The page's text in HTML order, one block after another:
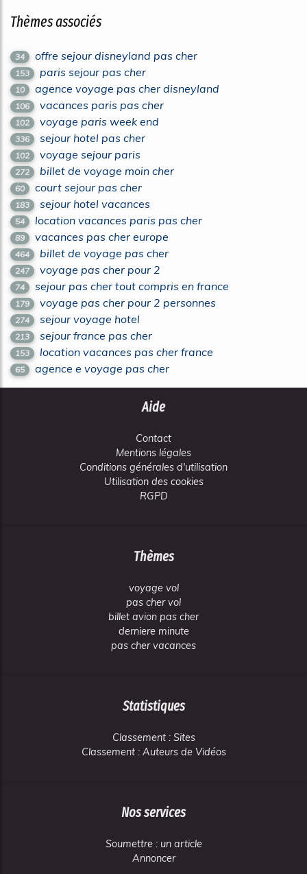
Thèmes associés
34 offre sejour disneyland pas cher
153 paris sejour pas cher
10 agence voyage pas cher disneyland
106 vacances paris pas cher
102 voyage paris week end
336 sejour hotel pas cher
102 voyage sejour paris
272 billet de voyage moin cher
60 court sejour pas cher
183 sejour hotel vacances
54 location vacances paris pas cher
89 vacances pas cher europe
464 billet de voyage pas cher
247 voyage pas cher pour 2
74 sejour pas cher tout compris en france
179 voyage pas cher pour 2 personnes
274 sejour voyage hotel
213 sejour france pas cher
153 location vacances pas cher france
65 agence e voyage pas cher
Aide
Contact
Mentions légales
Conditions générales d'utilisation
Utilisation des cookies
RGPD
Thèmes
voyage vol
pas cher vol
billet avion pas cher
derniere minute
pas cher vacances
Statistiques
Classement : Sites
Classement : Auteurs de Vidéos
Nos services
Soumettre : un article
Annoncer